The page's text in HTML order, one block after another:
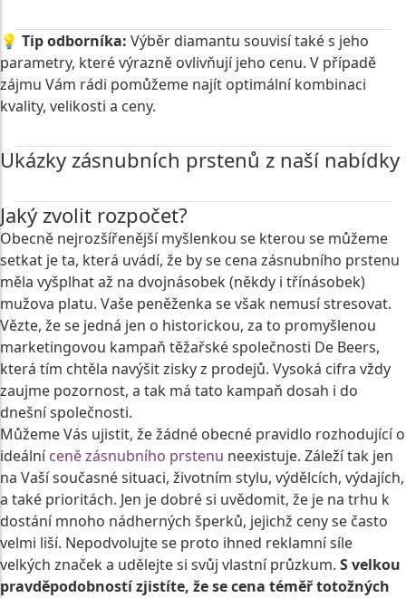
💡 Tip odborníka: Výběr diamantu souvisí také s jeho
parametry, které výrazně ovlivňují jeho cenu. V případě
zájmu Vám rádi pomůžeme najít optimální kombinaci
kvality, velikosti a ceny.
Ukázky zásnubních prstenů z naší nabídky
Jaký zvolit rozpočet?
Obecně nejrozšířenější myšlenkou se kterou se můžeme
setkat je ta, která uvádí, že by se cena zásnubního prstenu
měla vyšplhat až na dvojnásobek (někdy i třínásobek)
mužova platu. Vaše peněženka se však nemusí stresovat.
Vězte, že se jedná jen o historickou, za to promyšlenou
marketingovou kampaň těžařské společnosti De Beers,
která tím chtěla navýšit zisky z prodejů. Vysoká cifra vždy
zaujme pozornost, a tak má tato kampaň dosah i do
dnešní společnosti.
Můžeme Vás ujistit, že žádné obecné pravidlo rozhodující o
ideálníceně zásnubního prstenu neexistuje. Záleží tak jen
na Vaší současné situaci, životním stylu, výdělcích, výdajích,
a také prioritách. Jen je dobré si uvědomit, že je na trhu k
dostání mnoho nádherných šperků, jejichž ceny se často
velmi liší. Nepodvolujte se proto ihned reklamní síle
velkých značek a udělejte si svůj vlastní průzkum. S velkou
pravděpodobností zjistíte, že se cena téměř totožných